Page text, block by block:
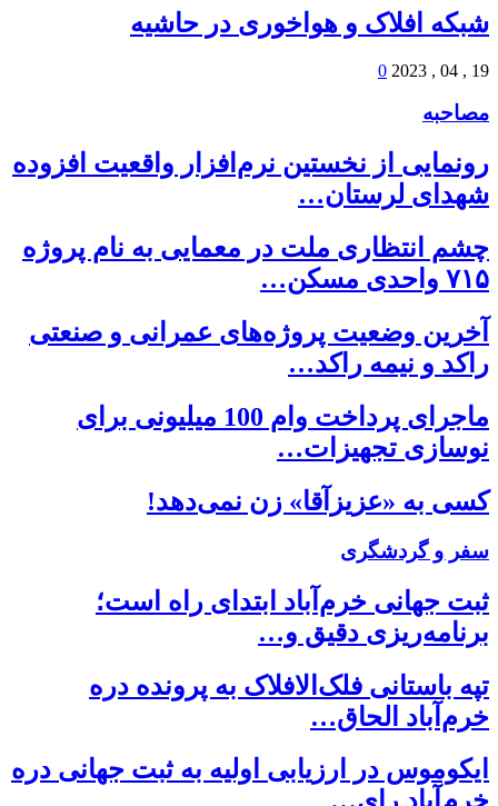
شبکه افلاک و هواخوری در حاشیه
19 , 04 , 2023
0
مصاحبه
رونمایی از نخستین نرم‌افزار واقعیت افزوده
شهدای لرستان…
چشم انتظاری ملت در معمایی به نام پروژه
۷۱۵ واحدی مسکن…
آخرین وضعیت پروژه‌های عمرانی و صنعتی
راکد و نیمه راکد…
ماجرای پرداخت وام 100 میلیونی برای
نوسازی تجهیزات…
کسی به «عزیزآقا» زن نمی‌دهد!
سفر و گردشگری
ثبت جهانی خرم‌‌آباد ابتدای راه است؛
برنامه‌ریزی دقیق و…
تپه باستانی فلک‌الافلاک به پرونده دره
خرم‌آباد الحاق…
ایکوموس در ارزیابی اولیه به ثبت جهانی دره